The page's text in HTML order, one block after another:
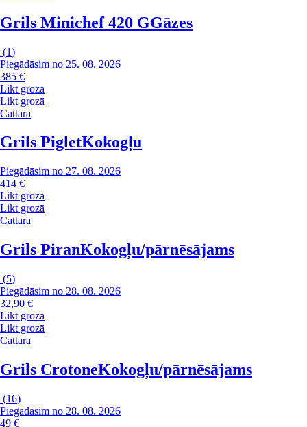
Grils Minichef 420 GGāzes
(1)
Piegādāsim no 25. 08. 2026
385 €
Likt grozā
Likt grozā
Cattara
Grils PigletKokogļu
Piegādāsim no 27. 08. 2026
414 €
Likt grozā
Likt grozā
Cattara
Grils PiranKokogļu/pārnēsājams
(5)
Piegādāsim no 28. 08. 2026
32,90 €
Likt grozā
Likt grozā
Cattara
Grils CrotoneKokogļu/pārnēsājams
(16)
Piegādāsim no 28. 08. 2026
49 €